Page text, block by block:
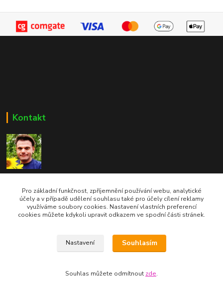
Kontakt
604 729 587
dumzdravi@email.cz
Pro základní funkčnost, zpříjemnění používání webu, analytické
účely a v případě udělení souhlasu také pro účely cílení reklamy
využíváme soubory cookies. Nastavení vlastních preferencí
cookies můžete kdykoli upravit odkazem ve spodní části stránek.
Nastavení Souhlasím
Souhlas můžete odmítnout zde.